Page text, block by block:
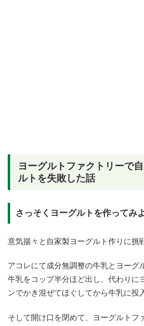
ヨーグルトファクトリーで
ルトを失敗した話
さっそくヨーグルトを作ってみ
意気揚々と自家製ヨーグルト作りに挑
アコレにて成分無調整の牛乳とヨーグ
牛乳をコップ半分ほど出し、代わりに
ンでかき混ぜてほぐしてから牛乳に投
そして開け口を閉めて、ヨーグルトフ